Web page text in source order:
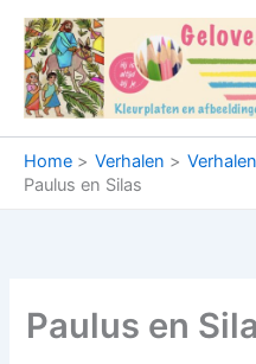
naar
inhoud
Home Verhalen
Paulus en Silas
Paulus en